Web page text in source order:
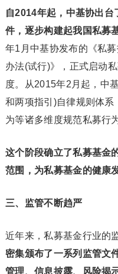
自2014年起，中基协出
件，逐步构建起我国私募
年1月中基协发布的《私
办法(试行)》，正式启动
度。从2015年2月起，中
和两项指引)自律规则体
为等诸多维度规范私募行为
这个阶段确立了私募基金
范围，为私募基金的健康
三、监管不断趋严
近年来，私募基金行业的
密集颁布了一系列监管文
管理、信息披露、风险揭